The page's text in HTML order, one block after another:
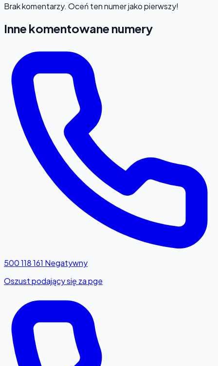
Brak komentarzy. Oceń ten numer jako pierwszy!
Inne komentowane numery
500 118 161 Negatywny
Oszust podający się za pge